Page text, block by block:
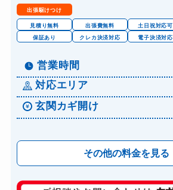
出張駆けつけ
見積り無料 出張費無料 土日祝対応可
保証あり
クレカ決済対応 電子決済対応
営業時間
対応エリア
玄関カギ開け
その他の料金を見る